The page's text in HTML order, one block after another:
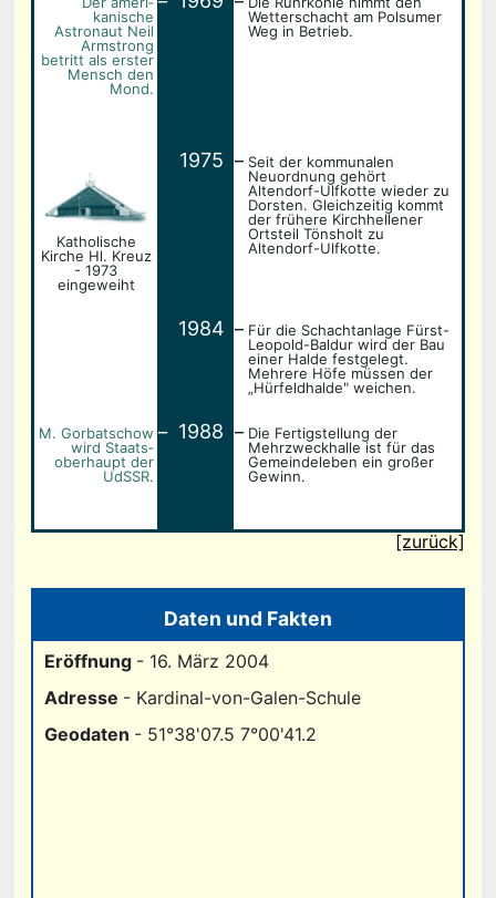
kanische
Astronaut Neil
Armstrong
betritt als erster
Mensch den
Mond.
Wetterschacht am Polsumer
Weg in Betrieb.
Katholische
Kirche Hl. Kreuz
- 1973
eingeweiht
1975
Seit der kommunalen
Neuordnung gehört
Altendorf-Ulfkotte wieder zu
Dorsten. Gleichzeitig kommt
der frühere Kirchhellener
Ortsteil Tönsholt zu
Altendorf-Ulfkotte.
1984
Für die Schachtanlage Fürst-
Leopold-Baldur wird der Bau
einer Halde festgelegt.
Mehrere Höfe müssen der
„Hürfeldhalde" weichen.
M. Gorbatschow
wird Staats­
oberhaupt der
UdSSR.
1988
Die Fertigstellung der
Mehrzweckhalle ist für das
Gemeindeleben ein großer
Gewinn.
[zurück]
Daten und Fakten
Eröffnung - 16. März 2004
Adresse - Kardinal-von-Galen-Schule
Geodaten - 51°38'07.5 7°00'41.2